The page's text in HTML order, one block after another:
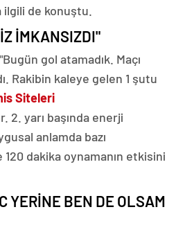
de konuştu.
İMKANSIZDI"
gol atamadık. Maçı
Rakibin kaleye gelen 1 şutu
Siteleri
2. yarı başında enerji
anlamda bazı
dakika oynamanın etkisini
YERİNE BEN DE OLSAM